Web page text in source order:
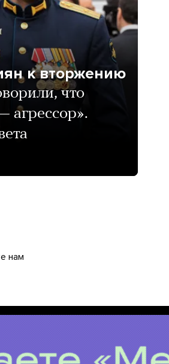
к вторжению
что
агрессор».
нам